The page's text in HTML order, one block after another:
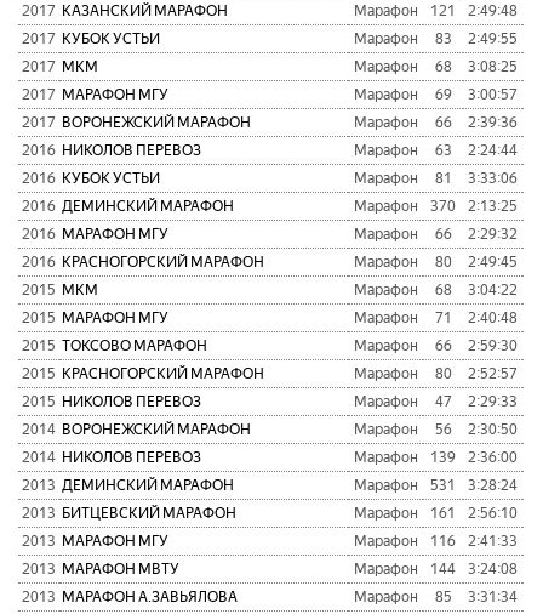
2017 КАЗАНСКИЙ МАРАФОН Марафон 121 2:49:48
2017 КУБОК УСТЬИ Марафон 83 2:49:55
2017 МКМ Марафон 68 3:08:25
2017 МАРАФОН МГУ Марафон 69 3:00:57
2017 ВОРОНЕЖСКИЙ МАРАФОН Марафон 66 2:39:36
2016 НИКОЛОВ ПЕРЕВОЗ Марафон 63 2:24:44
2016 КУБОК УСТЬИ Марафон 81 3:33:06
2016 ДЕМИНСКИЙ МАРАФОН Марафон 370 2:13:25
2016 МАРАФОН МГУ Марафон 66 2:29:32
2016 КРАСНОГОРСКИЙ МАРАФОН Марафон 80 2:49:45
2015 МКМ Марафон 68 3:04:22
2015 МАРАФОН МГУ Марафон 71 2:40:48
2015 ТОКСОВО МАРАФОН Марафон 66 2:59:30
2015 КРАСНОГОРСКИЙ МАРАФОН Марафон 80 2:52:57
2015 НИКОЛОВ ПЕРЕВОЗ Марафон 47 2:29:33
2014 ВОРОНЕЖСКИЙ МАРАФОН Марафон 56 2:30:50
2014 НИКОЛОВ ПЕРЕВОЗ Марафон 139 2:36:00
2013 ДЕМИНСКИЙ МАРАФОН Марафон 531 3:28:24
2013 БИТЦЕВСКИЙ МАРАФОН Марафон 161 2:56:10
2013 МАРАФОН МГУ Марафон 116 2:41:33
2013 МАРАФОН МВТУ Марафон 144 3:24:08
2013 МАРАФОН А.ЗАВЬЯЛОВА Марафон 85 3:31:34